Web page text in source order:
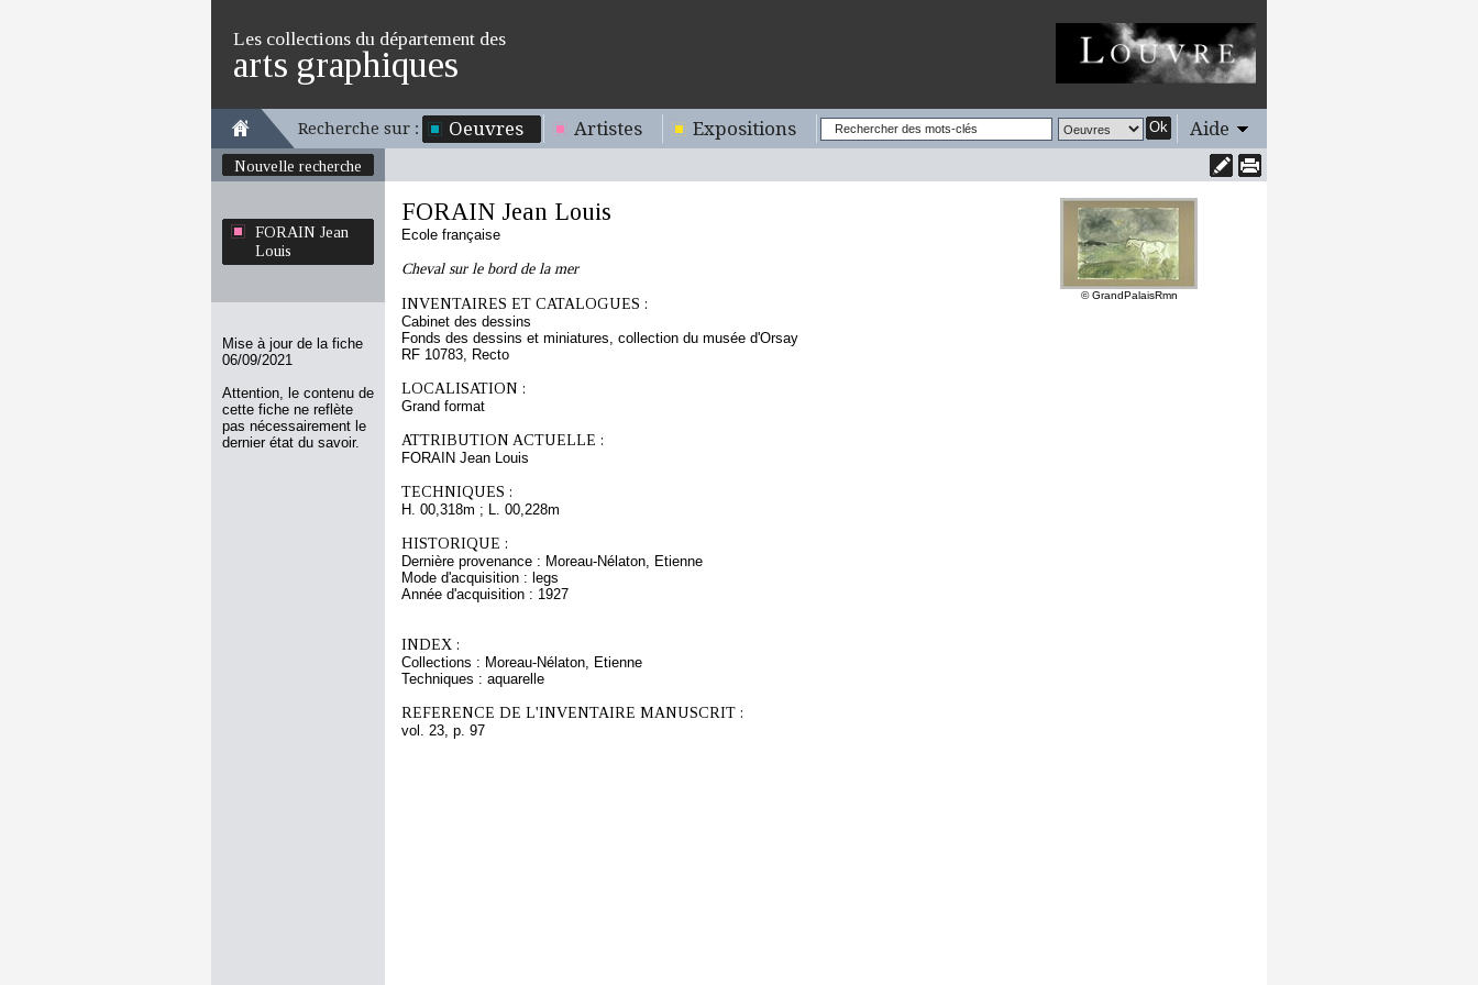
Les collections du département des
arts graphiques
Recherche sur : Oeuvres Artistes Expositions Ok Aide
Nouvelle recherche
FORAIN Jean
Louis
Mise à jour de la fiche
06/09/2021
Attention, le contenu de
cette fiche ne reflète
pas nécessairement le
dernier état du savoir.
© GrandPalaisRmn
FORAIN Jean Louis
Ecole française
Cheval sur le bord de la mer
INVENTAIRES ET CATALOGUES :
Cabinet des dessins
Fonds des dessins et miniatures, collection du musée d'Orsay
RF 10783, Recto
LOCALISATION :
Grand format
ATTRIBUTION ACTUELLE :
FORAIN Jean Louis
TECHNIQUES :
H. 00,318m ; L. 00,228m
HISTORIQUE :
Dernière provenance : Moreau-Nélaton, Etienne
Mode d'acquisition : legs
Année d'acquisition : 1927
INDEX :
Collections : Moreau-Nélaton, Etienne
Techniques : aquarelle
REFERENCE DE L'INVENTAIRE MANUSCRIT :
vol. 23, p. 97